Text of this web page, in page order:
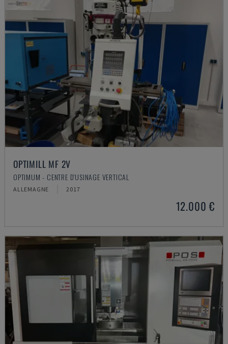
OPTIMILL MF 2V
OPTIMUM - CENTRE D'USINAGE VERTICAL
ALLEMAGNE 2017
12.000 €